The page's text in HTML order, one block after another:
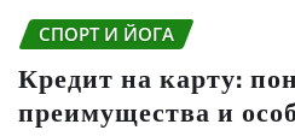
СПОРТ И ЙОГА
Кредит на карту:
преимущества и